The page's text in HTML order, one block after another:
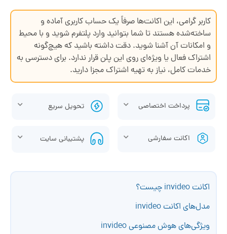
کاربر گرامی، این اکانت‌ها صرفاً یک حساب کاربری آماده و
ساخته‌شده هستند تا شما بتوانید وارد پلتفرم شوید و با محیط
و امکانات آن آشنا شوید. دقت داشته باشید که هیچ‌گونه
اشتراک فعال یا ویژه‌ای روی این پلن قرار ندارد. برای دسترسی به
خدمات کامل، نیاز به تهیه اشتراک مجزا دارید.
پرداخت اختصاصی تحویل سریع
اکانت سفارشی پشتیبانی سایت
اکانت invideo چیست؟
مدل‌های اکانت invideo
ویژگی‌های هوش مصنوعی invideo